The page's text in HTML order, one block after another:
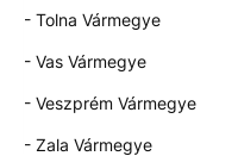
- Tolna Vármegye
- Vas Vármegye
- Veszprém Vármegye
- Zala Vármegye